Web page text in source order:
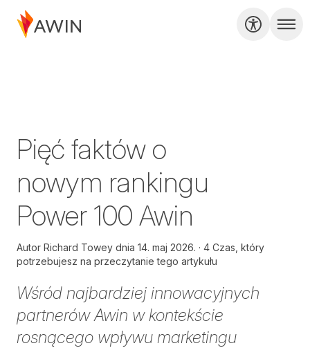
Pięć faktów o
nowym rankingu
Power 100 Awin
Autor Richard Towey dnia 14. maj 2026.
4 Czas, który
potrzebujesz na przeczytanie tego artykułu
Wśród najbardziej innowacyjnych
partnerów Awin w kontekście
rosnącego wpływu marketingu